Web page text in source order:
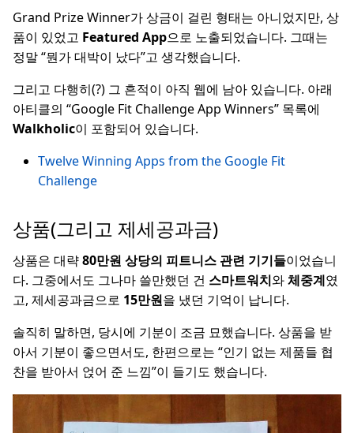
Grand Prize Winner가 상금이 걸린 형태는 아니었지만, 상
품이 있었고 Featured App으로 노출되었습니다. 그때는
정말 “뭔가 대박이 났다”고 생각했습니다.
그리고 다행히(?) 그 흔적이 아직 웹에 남아 있습니다. 아래
아티클의 “Google Fit Challenge App Winners” 목록에
Walkholic이 포함되어 있습니다.
Twelve Winning Apps from the Google Fit
Challenge
상품(그리고 제세공과금)
상품은 대략80만원 상당의 피트니스 관련 기기들이었습니
다. 그중에서도 그나마 쓸만했던 건 스마트워치와체중계였
고, 제세공과금으로 15만원을 냈던 기억이 납니다.
솔직히 말하면, 당시에 기분이 조금 묘했습니다. 상품을 받
아서 기분이 좋으면서도, 한편으로는 “인기 없는 제품들 협
찬을 받아서 얹어 준 느낌”이 들기도 했습니다.